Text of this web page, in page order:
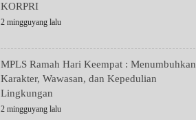
KORPRI
2 mingguyang lalu
MPLS Ramah Hari Keempat : Menumbuhkan
Karakter, Wawasan, dan Kepedulian
Lingkungan
2 mingguyang lalu